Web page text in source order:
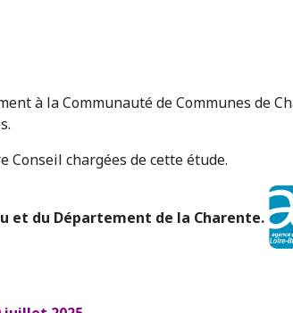
à la Communauté de Communes de
Conseil chargées de cette étude.
et du Département de la Charente.